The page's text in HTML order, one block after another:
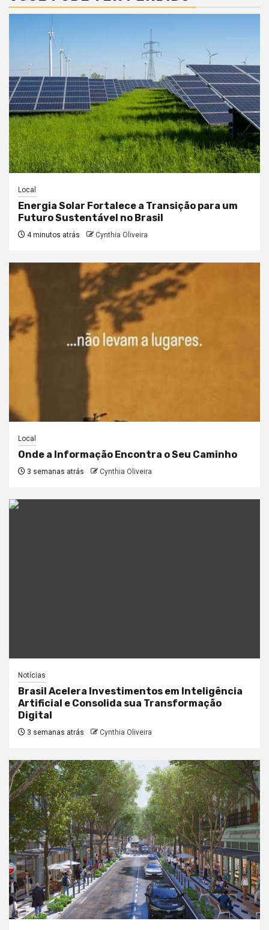
Local
Energia Solar Fortalece a Transição para um
Futuro Sustentável no Brasil
4 minutos atrás Cynthia Oliveira
Local
Onde a Informação Encontra o Seu Caminho
3 semanas atrás Cynthia Oliveira
Notícias
Brasil Acelera Investimentos em Inteligência
Artificial e Consolida sua Transformação
Digital
3 semanas atrás Cynthia Oliveira